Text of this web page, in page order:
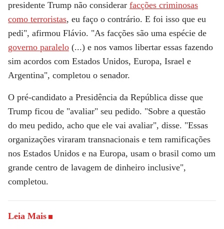
presidente Trump não considerar facções criminosas
como terroristas, eu faço o contrário. E foi isso que eu
pedi", afirmou Flávio. "As facções são uma espécie de
governo paralelo (...) e nos vamos libertar essas fazendo
sim acordos com Estados Unidos, Europa, Israel e
Argentina", completou o senador.
O pré-candidato a Presidência da República disse que
Trump ficou de "avaliar" seu pedido. "Sobre a questão
do meu pedido, acho que ele vai avaliar", disse. "Essas
organizações viraram transnacionais e tem ramificações
nos Estados Unidos e na Europa, usam o brasil como um
grande centro de lavagem de dinheiro inclusive",
completou.
Leia Mais